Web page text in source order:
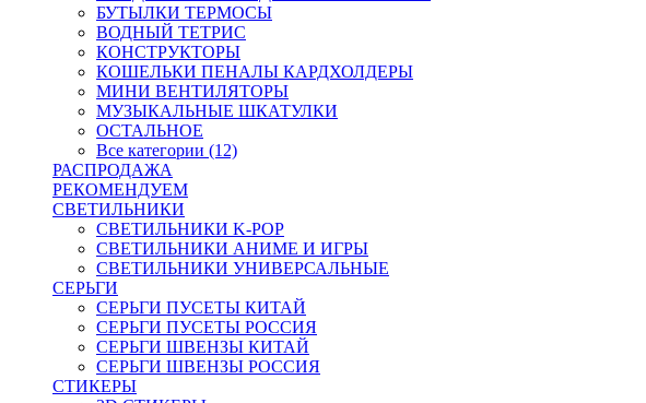
БУТЫЛКИ ТЕРМОСЫ
ВОДНЫЙ ТЕТРИС
КОНСТРУКТОРЫ
КОШЕЛЬКИ ПЕНАЛЫ КАРДХОЛДЕРЫ
МИНИ ВЕНТИЛЯТОРЫ
МУЗЫКАЛЬНЫЕ ШКАТУЛКИ
ОСТАЛЬНОЕ
Все категории (12)
РАСПРОДАЖА
РЕКОМЕНДУЕМ
СВЕТИЛЬНИКИ
СВЕТИЛЬНИКИ K-POP
СВЕТИЛЬНИКИ АНИМЕ И ИГРЫ
СВЕТИЛЬНИКИ УНИВЕРСАЛЬНЫЕ
СЕРЬГИ
СЕРЬГИ ПУСЕТЫ КИТАЙ
СЕРЬГИ ПУСЕТЫ РОССИЯ
СЕРЬГИ ШВЕНЗЫ КИТАЙ
СЕРЬГИ ШВЕНЗЫ РОССИЯ
СТИКЕРЫ